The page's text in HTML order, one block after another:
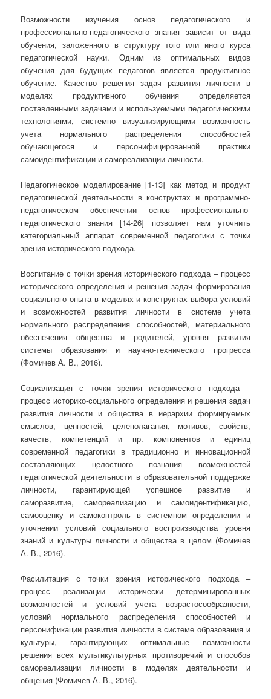
Возможности изучения основ педагогического и
профессионально-педагогического знания зависит от вида
обучения, заложенного в структуру того или иного курса
педагогической науки. Одним из оптимальных видов
обучения для будущих педагогов является продуктивное
обучение. Качество решения задач развития личности в
моделях продуктивного обучения определяется
поставленными задачами и используемыми педагогическими
технологиями, системно визуализирующими возможность
учета нормального распределения способностей
обучающегося и персонифицированной практики
самоидентификации и самореализации личности.
Педагогическое моделирование [1-13] как метод и продукт
педагогической деятельности в конструктах и программно-
педагогическом обеспечении основ профессионально-
педагогического знания [14-26] позволяет нам уточнить
категориальный аппарат современной педагогики с точки
зрения исторического подхода.
Воспитание с точки зрения исторического подхода – процесс
исторического определения и решения задач формирования
социального опыта в моделях и конструктах выбора условий
и возможностей развития личности в системе учета
нормального распределения способностей, материального
обеспечения общества и родителей, уровня развития
системы образования и научно-технического прогресса
(Фомичев А. В., 2016).
Социализация с точки зрения исторического подхода –
процесс историко-социального определения и решения задач
развития личности и общества в иерархии формируемых
смыслов, ценностей, целеполагания, мотивов, свойств,
качеств, компетенций и пр. компонентов и единиц
современной педагогики в традиционно и инновационной
составляющих целостного познания возможностей
педагогической деятельности в образовательной поддержке
личности, гарантирующей успешное развитие и
саморазвитие, самореализацию и самоидентификацию,
самооценку и самоконтроль в системном определении и
уточнении условий социального воспроизводства уровня
знаний и культуры личности и общества в целом (Фомичев
А. В., 2016).
Фасилитация с точки зрения исторического подхода –
процесс реализации исторически детерминированных
возможностей и условий учета возрастосообразности,
условий нормального распределения способностей и
персонификации развития личности в системе образования и
культуры, гарантирующих оптимальные возможности
решения всех мультикультурных противоречий и способов
самореализации личности в моделях деятельности и
общения (Фомичев А. В., 2016).